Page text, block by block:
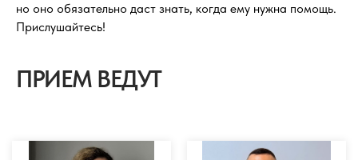
но оно обязательно даст знать, когда ему нужна помощь.
Прислушайтесь!
ПРИЕМ ВЕДУТ